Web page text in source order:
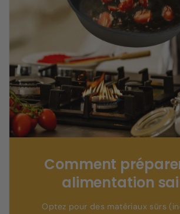
Comment
alimentation
Optez pour des matériaux sûrs